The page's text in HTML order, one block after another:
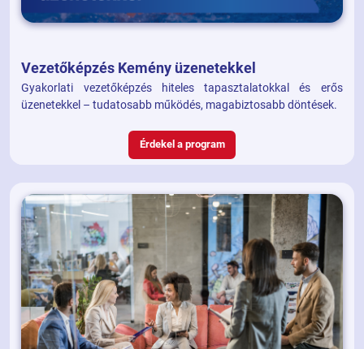
Vezetőképzés Kemény üzenetekkel
Gyakorlati vezetőképzés hiteles tapasztalatokkal és erős
üzenetekkel – tudatosabb működés, magabiztosabb döntések.
Érdekel a program